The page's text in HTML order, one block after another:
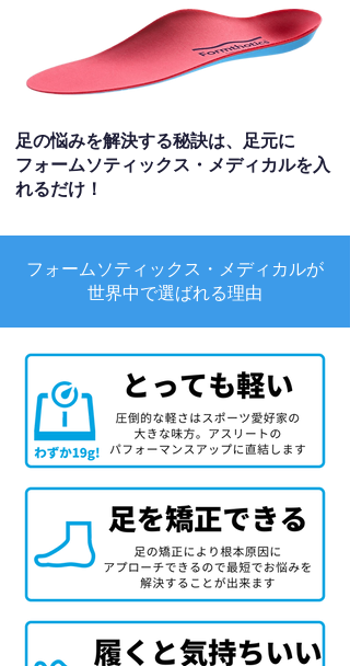
足の悩みを解決する秘訣は、足元に
フォームソティックス・メディカルを入
れるだけ！
フォームソティックス・メディカルが
世界中で選ばれる理由